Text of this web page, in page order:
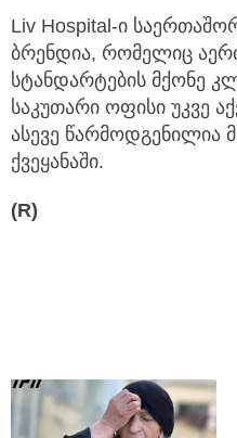
Liv Hospital-ი
ბრენდია, რომელიც
სტანდარტების მქონე
საკუთარი ოფისი უკვე
ასევე წარმოდგენილია
ქვეყანაში.
(R)